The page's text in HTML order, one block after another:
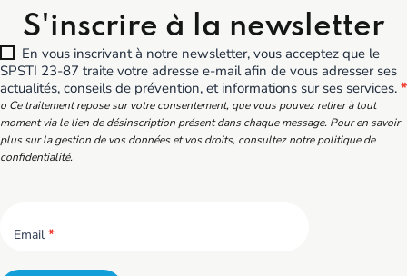
S'inscrire à la newsletter
En vous inscrivant à notre newsletter, vous acceptez que le
SPSTI 23-87 traite votre adresse e-mail afin de vous adresser ses
actualités, conseils de prévention, et informations sur ses services. *
o Ce traitement repose sur votre consentement, que vous pouvez retirer à tout
moment via le lien de désinscription présent dans chaque message. Pour en savoir
plus sur la gestion de vos données et vos droits, consultez notre politique de
confidentialité.
Email *